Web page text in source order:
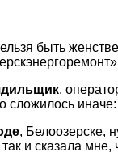
быть
,
сложилось
, Белоозерске,
и сказала